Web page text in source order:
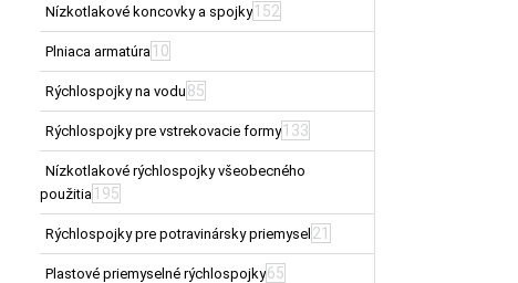
Nízkotlakové koncovky a spojky 152
Plniaca armatúra 10
Rýchlospojky na vodu 85
Rýchlospojky pre vstrekovacie formy 133
Nízkotlakové rýchlospojky všeobecného
použitia 195
Rýchlospojky pre potravinársky priemysel 21
Plastové priemyselné rýchlospojky65